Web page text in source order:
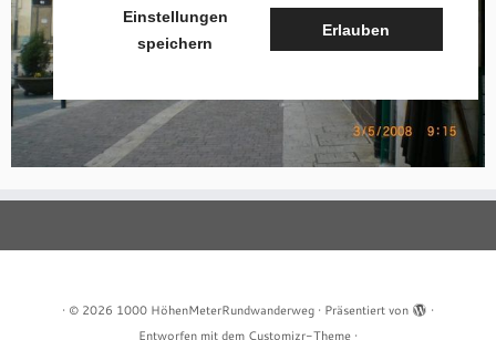
· © 2026 1000 HöhenMeterRundwanderweg · Präsentiert von
·
Entworfen mit dem Customizr-Theme ·
Einstellungen
speichern
Erlauben